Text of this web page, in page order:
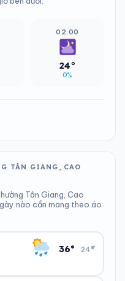
02:00
24°
0%
TÂN GIANG, CAO
Tân Giang, Cao
nào cần mang theo áo
36° 24°
▾